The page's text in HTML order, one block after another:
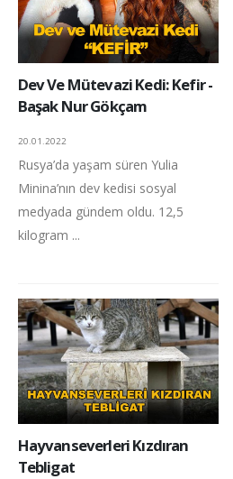
Dev Ve Mütevazi Kedi: Kefir -
Başak Nur Gökçam
20.01.2022
Rusya’da yaşam süren Yulia
Minina’nın dev kedisi sosyal
medyada gündem oldu. 12,5
kilogram ...
Hayvanseverleri Kızdıran
Tebligat